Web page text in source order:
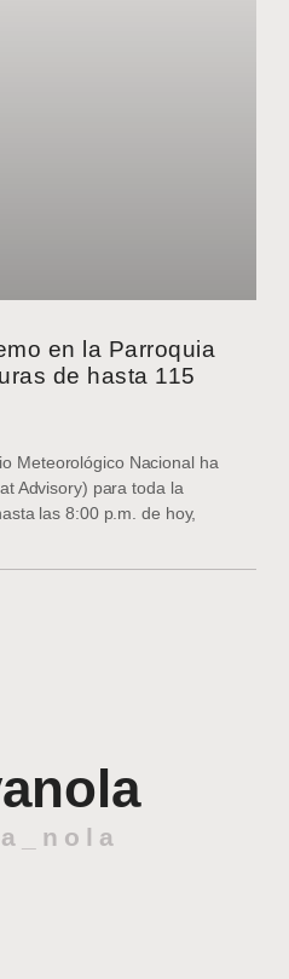
en la Parroquia
de hasta 115
Meteorológico Nacional ha
Advisory) para toda la
las 8:00 p.m. de hoy,